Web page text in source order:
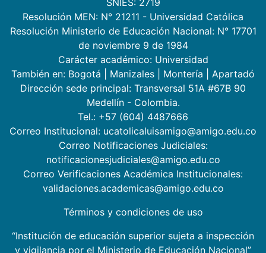
SNIES: 2719
Resolución MEN: N° 21211 - Universidad Católica
Resolución Ministerio de Educación Nacional: N° 17701
de noviembre 9 de 1984
Carácter académico: Universidad
También en: Bogotá Manizales Montería
Apartadó
Dirección sede principal: Transversal 51A #67B 90
Medellín - Colombia.
Tel.: +57 (604) 4487666
Correo Institucional: ucatolicaluisamigo@amigo.edu.co
Correo Notificaciones Judiciales:
notificacionesjudiciales@amigo.edu.co
Correo Verificaciones Académica Institucionales:
validaciones.academicas@amigo.edu.co
Términos y condiciones de uso
“Institución de educación superior sujeta a inspección
y vigilancia por el Ministerio de Educación Nacional”